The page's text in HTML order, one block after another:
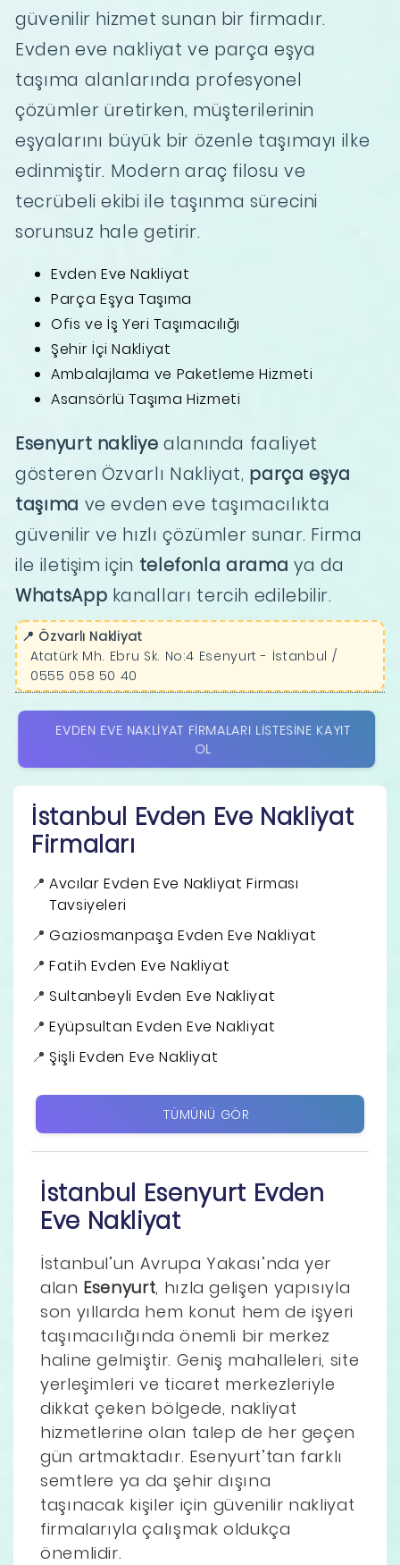
güvenilir hizmet sunan bir firmadır.
Evden eve nakliyat ve parça eşya
taşıma alanlarında profesyonel
çözümler üretirken, müşterilerinin
eşyalarını büyük bir özenle taşımayı ilke
edinmiştir. Modern araç filosu ve
tecrübeli ekibi ile taşınma sürecini
sorunsuz hale getirir.
Evden Eve Nakliyat
Parça Eşya Taşıma
Ofis ve İş Yeri Taşımacılığı
Şehir İçi Nakliyat
Ambalajlama ve Paketleme Hizmeti
Asansörlü Taşıma Hizmeti
Esenyurt nakliye alanında faaliyet
gösteren Özvarlı Nakliyat, parça eşya
taşıma ve evden eve taşımacılıkta
güvenilir ve hızlı çözümler sunar. Firma
ile iletişim için telefonla arama ya da
WhatsApp kanalları tercih edilebilir.
📍 Özvarlı Nakliyat
Atatürk Mh. Ebru Sk. No:4 Esenyurt - İstanbul /
0555 058 50 40
EVDEN EVE NAKLIYAT FIRMALARI LISTESINE KAYIT
OL
İstanbul Evden Eve Nakliyat
Firmaları
Avcılar Evden Eve Nakliyat Firması
Tavsiyeleri
Gaziosmanpaşa Evden Eve Nakliyat
Fatih Evden Eve Nakliyat
Sultanbeyli Evden Eve Nakliyat
Eyüpsultan Evden Eve Nakliyat
Şişli Evden Eve Nakliyat
TÜMÜNÜ GÖR
İstanbul Esenyurt Evden
Eve Nakliyat
İstanbul’un Avrupa Yakası’nda yer
alan Esenyurt, hızla gelişen yapısıyla
son yıllarda hem konut hem de işyeri
taşımacılığında önemli bir merkez
haline gelmiştir. Geniş mahalleleri, site
yerleşimleri ve ticaret merkezleriyle
dikkat çeken bölgede, nakliyat
hizmetlerine olan talep de her geçen
gün artmaktadır. Esenyurt’tan farklı
semtlere ya da şehir dışına
taşınacak kişiler için güvenilir nakliyat
firmalarıyla çalışmak oldukça
önemlidir.